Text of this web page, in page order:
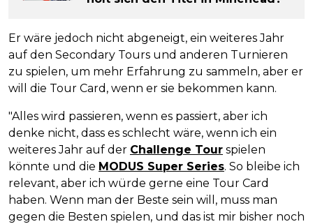
Er wäre jedoch nicht abgeneigt, ein weiteres Jahr
auf den Secondary Tours und anderen Turnieren
zu spielen, um mehr Erfahrung zu sammeln, aber er
will die Tour Card, wenn er sie bekommen kann.
"Alles wird passieren, wenn es passiert, aber ich
denke nicht, dass es schlecht wäre, wenn ich ein
weiteres Jahr auf der Challenge Tour spielen
könnte und die MODUS Super Series. So bleibe ich
relevant, aber ich würde gerne eine Tour Card
haben. Wenn man der Beste sein will, muss man
gegen die Besten spielen, und das ist mir bisher noch